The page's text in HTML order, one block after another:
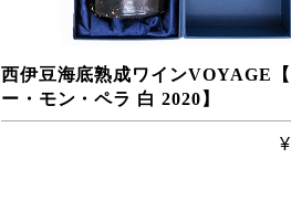
西伊豆海底熟成ワインVOYAGE【
ー・モン・ペラ 白 2020】